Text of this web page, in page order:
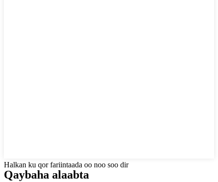
Halkan ku qor fariintaada oo noo soo dir
Qaybaha alaabta